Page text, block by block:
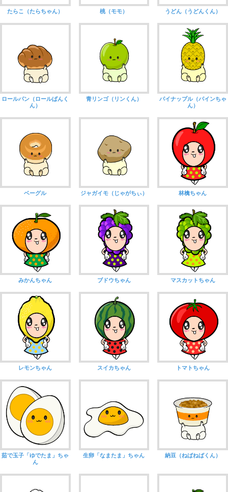
たらこ（たらちゃん） 桃（モモ） うどん（うどんくん）
ロールパン（ロールぱんく
ん）
青リンゴ（リンくん）
パイナップル（パインちゃ
ん）
ベーグル ジャガイモ（じゃがちぃ） 林檎ちゃん
みかんちゃん ブドウちゃん マスカットちゃん
レモンちゃん スイカちゃん トマトちゃん
茹で玉子「ゆでたま」ちゃ
ん
生卵「なまたま」ちゃん 納豆（ねばねばくん）